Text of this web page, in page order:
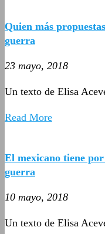
Quien más
guerra
23 mayo, 2018
Un texto de Elisa
Read More
El mexicano tiene
guerra
10 mayo, 2018
Un texto de Elisa